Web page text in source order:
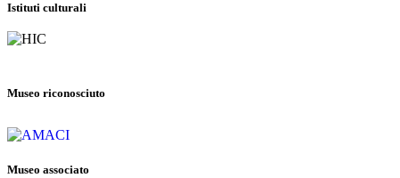
Istituti culturali
Museo riconosciuto
Museo associato